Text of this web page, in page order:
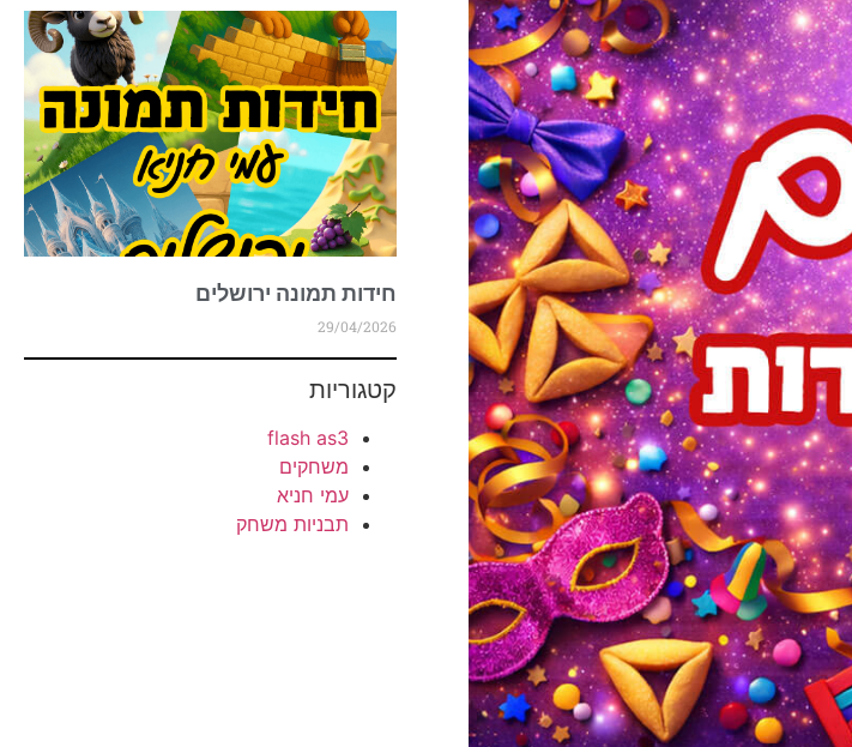
חידות תמונה ירושלים
29/04/2026
קטגוריות
flash as3
משחקים
עמי חניא
תבניות משחק